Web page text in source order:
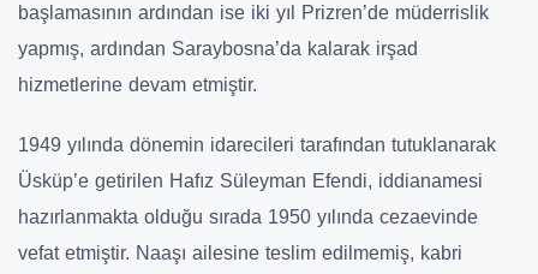
başlamasının ardından ise iki yıl Prizren’de müderrislik
yapmış, ardından Saraybosna’da kalarak irşad
hizmetlerine devam etmiştir.
1949 yılında dönemin idarecileri tarafından tutuklanarak
Üsküp’e getirilen Hafız Süleyman Efendi, iddianamesi
hazırlanmakta olduğu sırada 1950 yılında cezaevinde
vefat etmiştir. Naaşı ailesine teslim edilmemiş, kabri